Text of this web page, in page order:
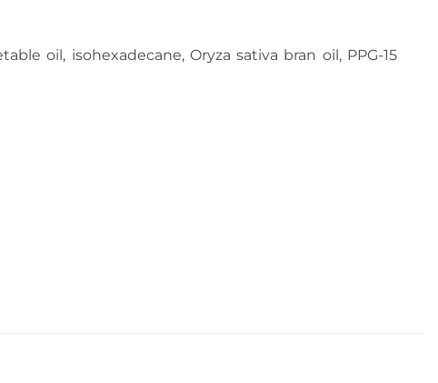
oil, isohexadecane, Oryza sativa bran oil, PPG-15